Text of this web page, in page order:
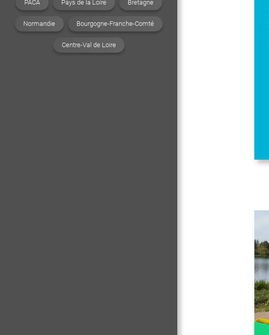
PACA Pays de la Loire Bretagne
Normandie Bourgogne-Franche-Comté
Centre-Val de Loire